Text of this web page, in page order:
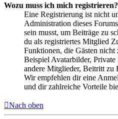
Wozu muss ich mich registrieren?
Eine Registrierung ist nicht
Administration dieses
sein musst, um Beiträge zu
du als registriertes Mitglied
Funktionen, die Gästen nicht
Beispiel Avatarbilder,
andere Mitglieder, Beitritt zu
Wir empfehlen dir eine
und dir zahlreiche Vorteile
Nach oben